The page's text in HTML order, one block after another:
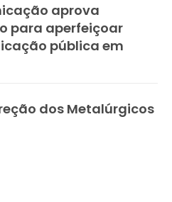
aprova
para aperfeiçoar
pública em
dos Metalúrgicos